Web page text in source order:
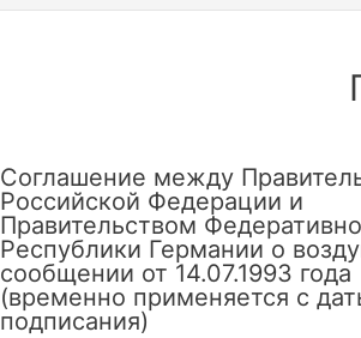
Соглашение между
Российской Федерации и
Правительством
Республики Германии о
сообщении от 14.07.1993 года
(временно применяется с
подписания)